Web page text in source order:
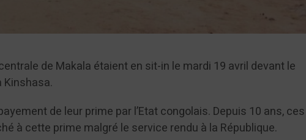
de Makala étaient en sit-in le mardi 19 avril devant le
de leur prime par l’Etat congolais. Depuis 10 ans, ces
à cette prime malgré le service rendu à la République.